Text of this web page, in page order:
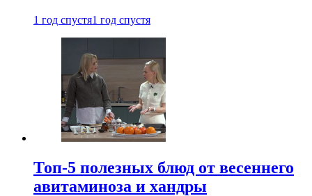
1 год спустя1 год спустя
Топ-5 полезных блюд от весеннего
авитаминоза и хандры